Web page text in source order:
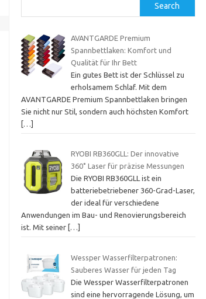
Search
AVANTGARDE Premium
Spannbettlaken: Komfort und
Qualität für Ihr Bett
Ein gutes Bett ist der Schlüssel zu
erholsamem Schlaf. Mit dem
AVANTGARDE Premium Spannbettlaken bringen
Sie nicht nur Stil, sondern auch höchsten Komfort
[…]
RYOBI RB360GLL: Der innovative
360˚ Laser für präzise Messungen
Die RYOBI RB360GLL ist ein
batteriebetriebener 360-Grad-Laser,
der ideal für verschiedene
Anwendungen im Bau- und Renovierungsbereich
ist. Mit seiner […]
Wessper Wasserfilterpatronen:
Sauberes Wasser für jeden Tag
Die Wessper Wasserfilterpatronen
sind eine hervorragende Lösung, um